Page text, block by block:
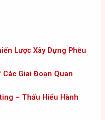
Lược Xây Dựng Phễu
Giai Đoạn Quan
– Thấu Hiểu Hành